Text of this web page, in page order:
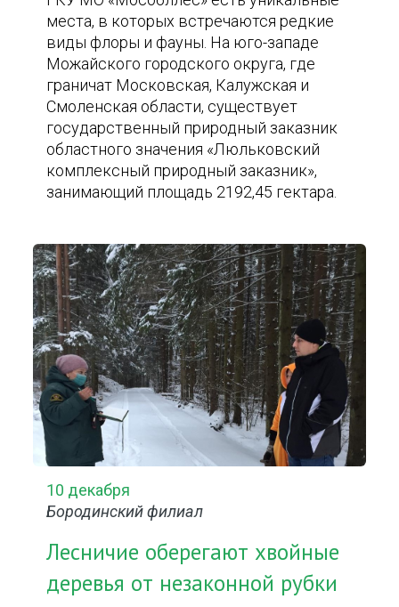
места, в которых встречаются редкие
виды флоры и фауны. На юго-западе
Можайского городского округа, где
граничат Московская, Калужская и
Смоленская области, существует
государственный природный заказник
областного значения «Люльковский
комплексный природный заказник»,
занимающий площадь 2192,45 гектара.
10 декабря
Бородинский филиал
Лесничие оберегают хвойные
деревья от незаконной рубки